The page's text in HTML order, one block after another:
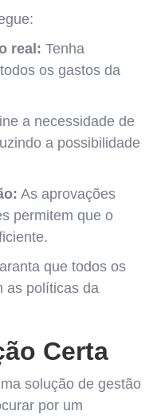
real: Tenha
os gastos da
a necessidade de
a possibilidade
As aprovações
permitem que o
que todos os
as políticas da
Certa
solução de gestão
por um